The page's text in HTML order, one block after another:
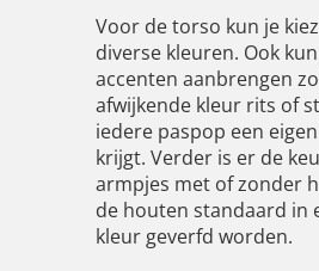
Voor de torso kun je
diverse kleuren. Ook
accenten aanbrengen
afwijkende kleur rits of
iedere paspop een
krijgt. Verder is er de
armpjes met of zonder
de houten standaard in
kleur geverfd worden.